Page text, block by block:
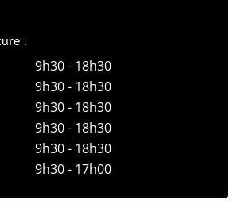
:
9h30 - 18h30
9h30 - 18h30
9h30 - 18h30
9h30 - 18h30
9h30 - 18h30
9h30 - 17h00